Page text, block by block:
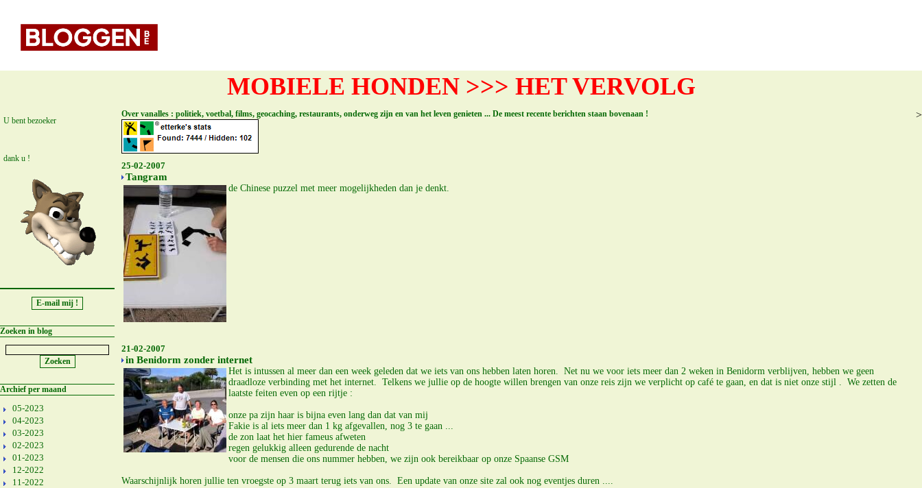
MOBIELE HONDEN >>> HET VERVOLG
U bent bezoeker
dank u !
Zoeken in blog
Archief per maand
05-2023
04-2023
03-2023
02-2023
01-2023
12-2022
11-2022
Over vanalles : politiek, voetbal, films, geocaching, restaurants, onderweg zijn en van het leven genieten ... De meest recente berichten staan bovenaan !
25-02-2007
Tangram
de Chinese puzzel met meer mogelijkheden dan je denkt.
21-02-2007
in Benidorm zonder internet
Het is intussen al meer dan een week geleden dat we iets van ons hebben laten horen. Net nu we voor iets meer dan 2 weken in Benidorm verblijven, hebben we geen
draadloze verbinding met het internet. Telkens we jullie op de hoogte willen brengen van onze reis zijn we verplicht op café te gaan, en dat is niet onze stijl . We zetten de
laatste feiten even op een rijtje :
onze pa zijn haar is bijna even lang dan dat van mij
Fakie is al iets meer dan 1 kg afgevallen, nog 3 te gaan ...
de zon laat het hier fameus afweten
regen gelukkig alleen gedurende de nacht
voor de mensen die ons nummer hebben, we zijn ook bereikbaar op onze Spaanse GSM
Waarschijnlijk horen jullie ten vroegste op 3 maart terug iets van ons. Een update van onze site zal ook nog eventjes duren ....
>